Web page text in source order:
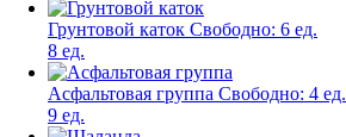
Грунтовой каток Свободно: 6 ед.
8 ед.
Асфальтовая группа Свободно: 4 ед.
9 ед.